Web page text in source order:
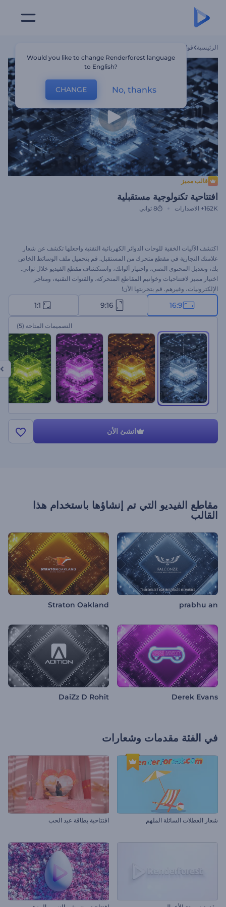
الرئيسية قوالب
قالب مميز
افتتاحية تكنولوجية مستقبلية
162K+ الاصدارات 8 ثواني
اكتشف الآليات الخفية للوحات الدوائر الكهربائية التقنية واجعلها تكشف عن شعار
علامتك التجارية في مقطع متحرك من المستقبل. قم بتحميل ملف الوسائط الخاص
بك، وتعديل المحتوى النصي، واختيار ألوانك، واستكشاف مقطع الفيديو خلال ثواني.
اختيار مميز لافتتاحيات وخواتيم المقاطع المتحركة، والقنوات التقنية، ومتاجر
الإلكترونيات، وغيرهم. قم بتجربتها الآن!
16:9
9:16
1:1
التصميمات المتاحة (5)
انشئ الأن
مقاطع الفيديو التي تم إنشاؤها باستخدام هذا
القالب
prabhu an
Straton Oakland
Derek Evans
DaiZz D Rohit
في الفئة مقدمات وشعارات
شعار العطلات السائلة الملهم افتتاحية بطاقة عيد الحب
Would you like to change Renderforest language
to English?
CHANGE No, thanks